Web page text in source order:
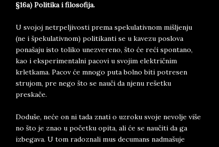
§16a) Politika i filosofija.
U svojoj netrpeljivosti prema spekulativnom mišljenju
(ne i špekulativnom) politikanti se u kavezu poslova
ponašaju isto toliko unezvereno, što će reći spontano,
kao i eksperimentalni pacovi u svojim električnim
krletkama. Pacov će mnogo puta bolno biti potresen
strujom, pre nego što se nauči da njenu rešetku
preskače.
Doduše, neće on ni tada znati o uzroku svoje nevolje više
no što je znao u početku opita, ali će se naučiti da ga
izbegava. U tom radoznali mus decumans nadmašuje